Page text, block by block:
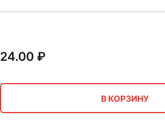
24.00₽
В КОРЗИНУ